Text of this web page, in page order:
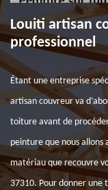
Louiti artisan
professionnel
Étant une entreprise
artisan couvreur va
toiture avant de
peinture que nous allons
matériau que recouvre
37310. Pour donner une